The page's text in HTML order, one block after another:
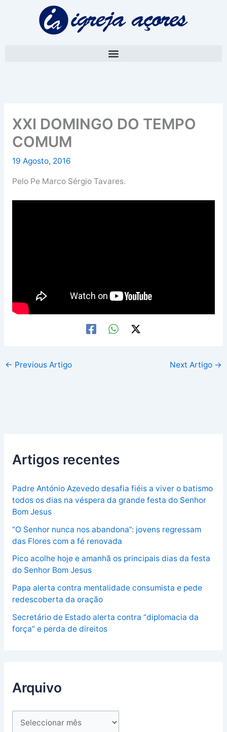
XXI DOMINGO DO TEMPO
COMUM
19 Agosto, 2016
Pelo Pe Marco Sérgio Tavares.
← Previous Artigo Next Artigo →
Artigos recentes
Padre António Azevedo desafia fiéis a viver o batismo
todos os dias na véspera da grande festa do Senhor
Bom Jesus
“O Senhor nunca nos abandona”: jovens regressam
das Flores com a fé renovada
Pico acolhe hoje e amanhã os principais dias da festa
do Senhor Bom Jesus
Papa alerta contra mentalidade consumista e pede
redescoberta da oração
Secretário de Estado alerta contra “diplomacia da
força” e perda de direitos
Arquivo